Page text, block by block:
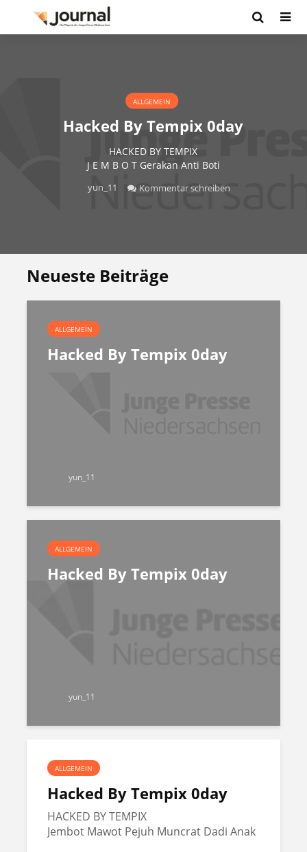
ALLGEMEIN
Hacked By Tempix 0day
HACKED BY TEMPIX
J E M B O T Gerakan Anti Boti
yun_11 Kommentar schreiben
Neueste Beiträge
ALLGEMEIN
Hacked By Tempix 0day
yun_11
ALLGEMEIN
Hacked By Tempix 0day
yun_11
ALLGEMEIN
Hacked By Tempix 0day
HACKED BY TEMPIX
Jembot Mawot Pejuh Muncrat Dadi Anak